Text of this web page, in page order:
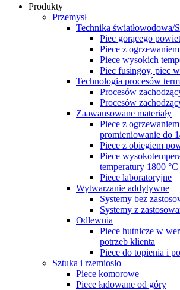
Produkty
Przemysł
Technika światłowodowa/
Piec gorącego
Piece z
Piece wysokich
Piec fusingoy, piec
Technologia procesów
Procesów
Procesów
Zaawansowane materiały
Piece z
promieniowanie do
Piece z obiegiem
Piece
temperatury 1800 °C
Piece laboratoryjne
Wytwarzanie addytywne
Systemy bez
Systemy z
Odlewnia
Piece hutnicze w
potrzeb klienta
Piece do topienia i
Sztuka i rzemiosło
Piece komorowe
Piece ładowane od góry